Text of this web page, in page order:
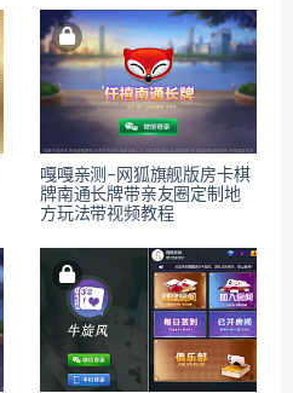
嘎嘎亲测–网狐旗舰版房卡棋
牌南通长牌带亲友圈定制地
方玩法带视频教程